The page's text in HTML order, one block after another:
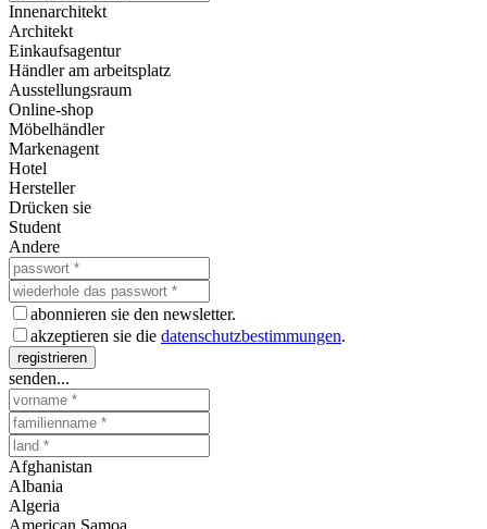
Innenarchitekt
Architekt
Einkaufsagentur
Händler am arbeitsplatz
Ausstellungsraum
Online-shop
Möbelhändler
Markenagent
Hotel
Hersteller
Drücken sie
Student
Andere
abonnieren sie den newsletter.
akzeptieren sie die datenschutzbestimmungen.
registrieren
senden...
Afghanistan
Albania
Algeria
American Samoa